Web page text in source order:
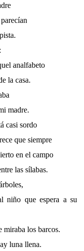
analfabeto
la casa.
madre.
casi sordo
que siempre
en el campo
las sílabas.
niño que espera a su
miraba los barcos.
luna llena.